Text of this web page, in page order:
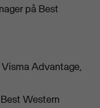
på Best
Advantage,
Western